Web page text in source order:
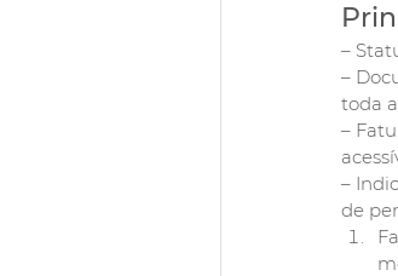
–
–
toda
–
–
de